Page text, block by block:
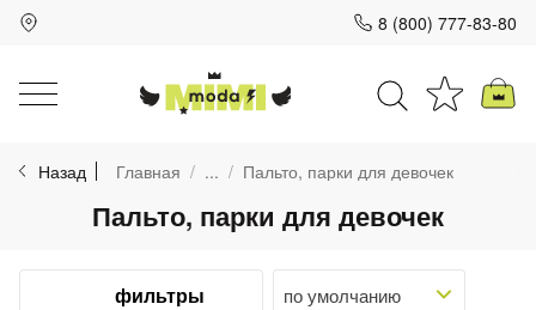
8 (800) 777-83-80
Назад Главная ... Пальто, парки для девочек
Пальто, парки для девочек
фильтры
Для клиентов всех банков
Разбейте
оплатуна части
без переплат